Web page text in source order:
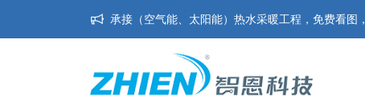
承接（空气能、太阳能）热水采暖工程，免费看